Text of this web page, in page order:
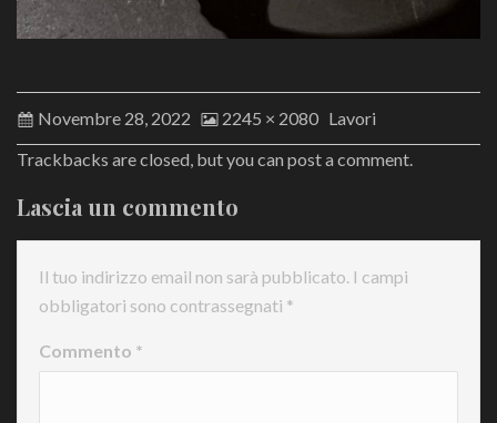
Novembre 28, 2022 2245 × 2080 Lavori
Trackbacks are closed, but you can post a comment.
Lascia un commento
Il tuo indirizzo email non sarà pubblicato. I campi
obbligatori sono contrassegnati *
Commento *